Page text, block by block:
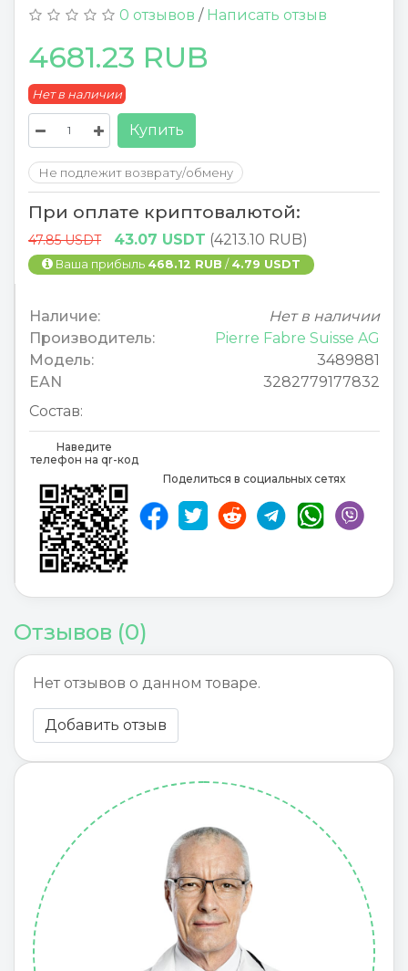
0 отзывов / Написать отзыв
4681.23 RUB
Нет в наличии
Купить
Не подлежит возврату/обмену
При оплате криптовалютой:
47.85 USDT 43.07 USDT (4213.10 RUB)
Ваша прибыль 468.12 RUB / 4.79 USDT
Наличие:
Нет в наличии
Производитель:
Pierre Fabre Suisse AG
Модель:
3489881
EAN
3282779177832
Состав:
Наведите
телефон на qr-код
Поделиться в социальных сетях
Отзывов (0)
Нет отзывов о данном товаре.
Добавить отзыв